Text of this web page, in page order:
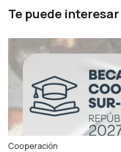
Te puede interesar
Cooperación